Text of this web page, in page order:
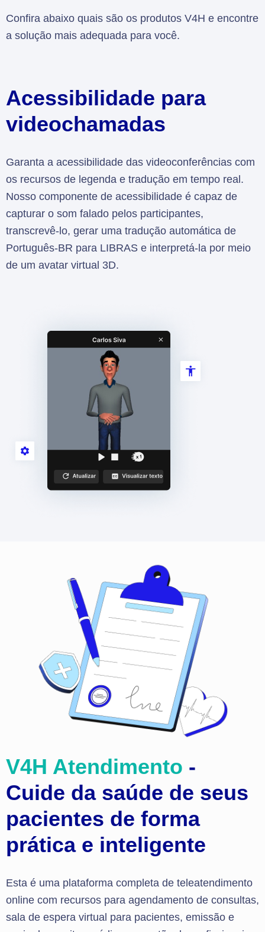
Confira abaixo quais são os produtos V4H e encontre
a solução mais adequada para você.
Acessibilidade para
videochamadas
Garanta a acessibilidade das videoconferências com
os recursos de legenda e tradução em tempo real.
Nosso componente de acessibilidade é capaz de
capturar o som falado pelos participantes,
transcrevê-lo, gerar uma tradução automática de
Português-BR para LIBRAS e interpretá-la por meio
de um avatar virtual 3D.
V4H Atendimento -
Cuide da saúde de seus
pacientes de forma
prática e inteligente
Esta é uma plataforma completa de teleatendimento
online com recursos para agendamento de consultas,
sala de espera virtual para pacientes, emissão e